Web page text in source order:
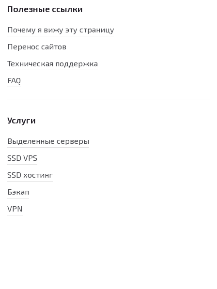
Полезные ссылки
Почему я вижу эту страницу
Перенос сайтов
Техническая поддержка
FAQ
Услуги
Выделенные серверы
SSD VPS
SSD хостинг
Бэкап
VPN